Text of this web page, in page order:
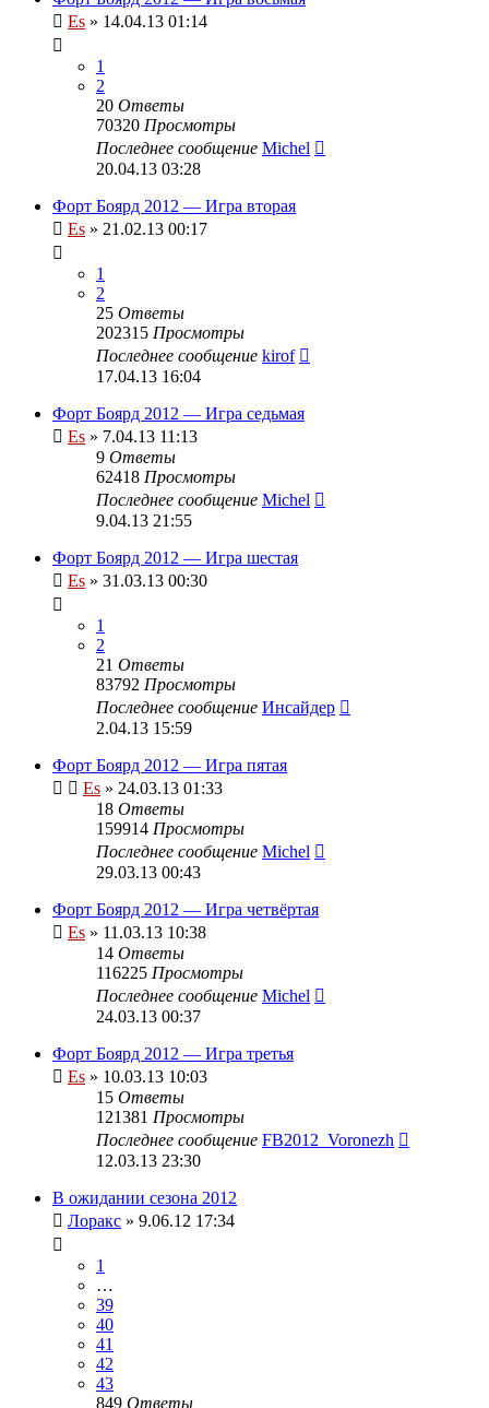
Es » 14.04.13 01:14
1
2
20 Ответы
70320 Просмотры
Последнее сообщение Michel
20.04.13 03:28
Форт Боярд 2012 — Игра вторая
Es » 21.02.13 00:17
1
2
25 Ответы
202315 Просмотры
Последнее сообщение kirof
17.04.13 16:04
Форт Боярд 2012 — Игра седьмая
Es » 7.04.13 11:13
9 Ответы
62418 Просмотры
Последнее сообщение Michel
9.04.13 21:55
Форт Боярд 2012 — Игра шестая
Es » 31.03.13 00:30
1
2
21 Ответы
83792 Просмотры
Последнее сообщение Инсайдер
2.04.13 15:59
Форт Боярд 2012 — Игра пятая
Es » 24.03.13 01:33
18 Ответы
159914 Просмотры
Последнее сообщение Michel
29.03.13 00:43
Форт Боярд 2012 — Игра четвёртая
Es » 11.03.13 10:38
14 Ответы
116225 Просмотры
Последнее сообщение Michel
24.03.13 00:37
Форт Боярд 2012 — Игра третья
Es » 10.03.13 10:03
15 Ответы
121381 Просмотры
Последнее сообщение FB2012_Voronezh
12.03.13 23:30
В ожидании сезона 2012
Лоракс » 9.06.12 17:34
1
…
39
40
41
42
43
849 Ответы